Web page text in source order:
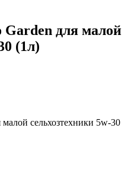
для малой
(1л)
сельхозтехники 5w-30